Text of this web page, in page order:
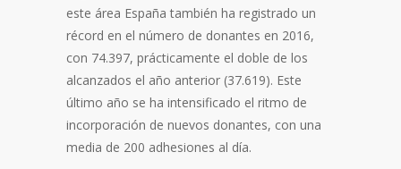
este área España también ha registrado un
récord en el número de donantes en 2016,
con 74.397, prácticamente el doble de los
alcanzados el año anterior (37.619). Este
último año se ha intensificado el ritmo de
incorporación de nuevos donantes, con una
media de 200 adhesiones al día.